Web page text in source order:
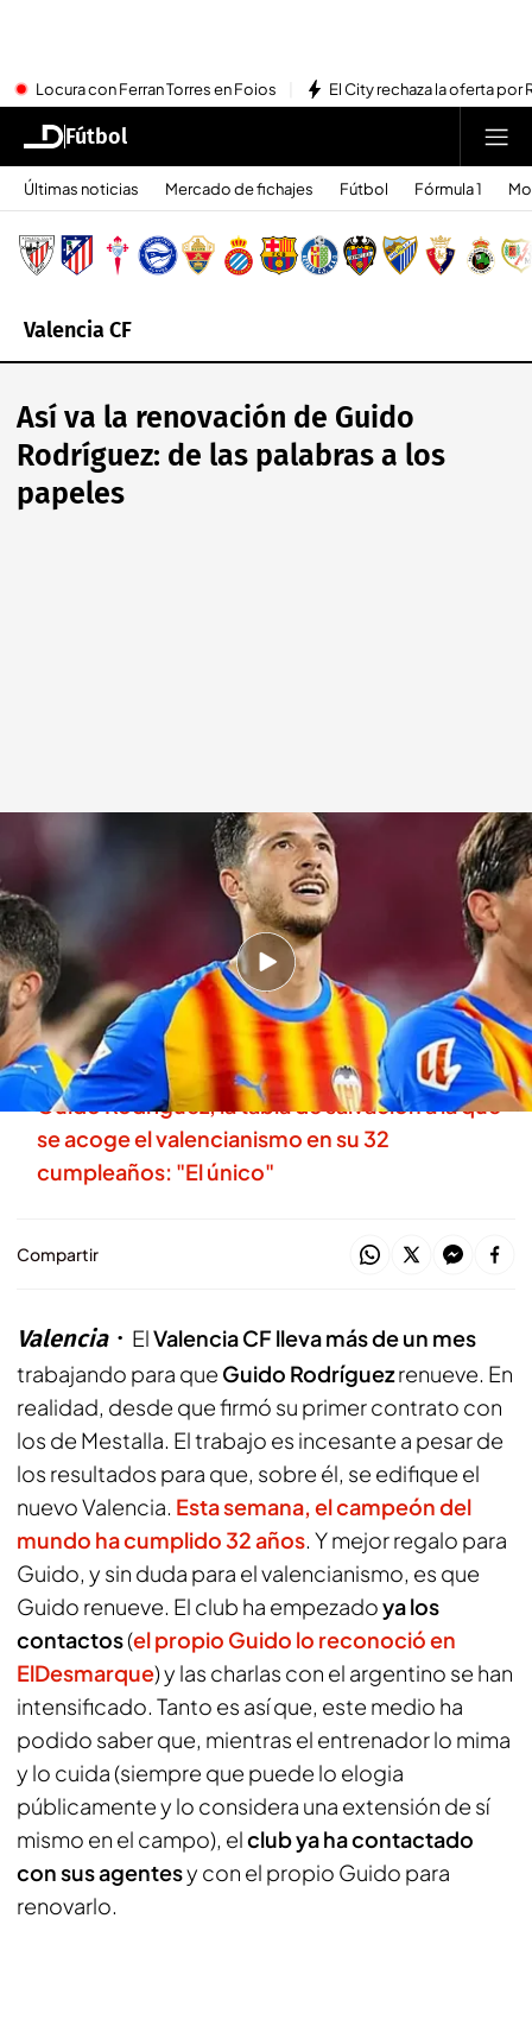
Locura con Ferran Torres en Foios El City rechaza la oferta por
Fútbol
Últimas noticias Mercado de fichajes Fútbol Fórmula 1
Valencia CF
Así va la renovación de Guido
Rodríguez: de las palabras a los
papeles
Guido Rodríguez confiesa que quiere seguir.ElDesmarque
El jugador quiere seguir y los contactos han
sido constantes desde enero: ya tiene oferta
formal
Guido Rodríguez, la tabla de salvación a la que
se acoge el valencianismo en su 32
cumpleaños: "El único"
Compartir
Valencia ElValencia CF lleva más de un mes
trabajando para que Guido Rodríguezrenueve. En
realidad, desde que firmó su primer contrato con
los de Mestalla. El trabajo es incesante a pesar de
los resultados para que, sobre él, se edifique el
nuevo Valencia. Esta semana, el campeón del
mundo ha cumplido 32 años. Y mejor regalo para
Guido, y sin duda para el valencianismo, es que
Guido renueve. El club ha empezadoya los
contactos(el propio Guido lo reconoció en
ElDesmarque) y las charlas con el argentino se han
intensificado. Tanto es así que, este medio ha
podido saber que, mientras el entrenador lo mima
y lo cuida (siempre que puede lo elogia
públicamente y lo considera una extensión de sí
mismo en el campo), elclub ya ha contactado
con sus agentesy con el propio Guido para
renovarlo.